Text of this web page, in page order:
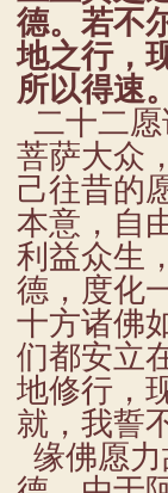
德。若不
地之行，
所以得速
二十二
菩萨大众
己往昔的
本意，自
利益众生
德，度化
十方诸佛
们都安立
地修行，
就，我誓
缘佛愿